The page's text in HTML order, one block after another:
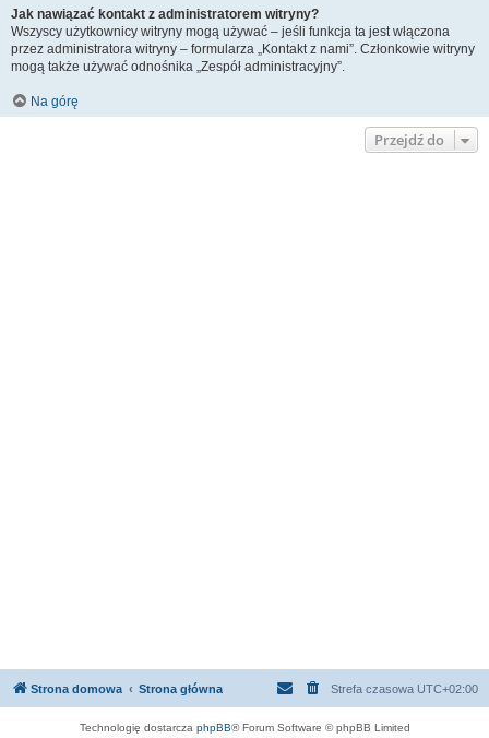
Jak nawiązać kontakt z administratorem witryny?
Wszyscy użytkownicy witryny mogą używać – jeśli funkcja ta jest włączona
przez administratora witryny – formularza „Kontakt z nami”. Członkowie witryny
mogą także używać odnośnika „Zespół administracyjny”.
Na górę
Przejdź do
Strona domowa Strona główna Strefa czasowa UTC+02:00
Technologię dostarcza phpBB® Forum Software © phpBB Limited